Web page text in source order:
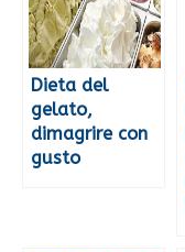
Dieta del
gelato,
dimagrire con
gusto